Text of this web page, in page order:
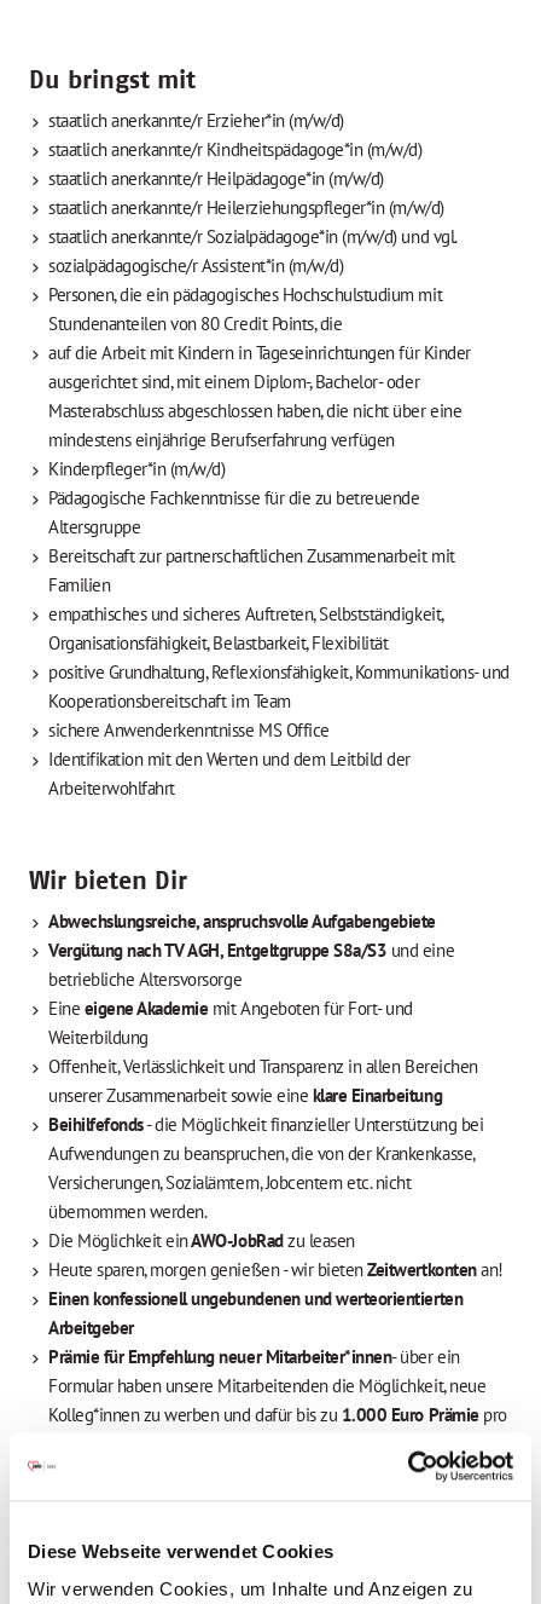
Diese Webseite verwendet Cookies
Wir verwenden Cookies, um Inhalte und Anzeigen zu
Du bringst mit
staatlich anerkannte/r Erzieher*in (m/w/d)
staatlich anerkannte/r Kindheitspädagoge*in (m/w/d)
staatlich anerkannte/r Heilpädagoge*in (m/w/d)
staatlich anerkannte/r Heilerziehungspfleger*in (m/w/d)
staatlich anerkannte/r Sozialpädagoge*in (m/w/d) und vgl.
sozialpädagogische/r Assistent*in (m/w/d)
Personen, die ein pädagogisches Hochschulstudium mit
Stundenanteilen von 80 Credit Points, die
auf die Arbeit mit Kindern in Tageseinrichtungen für Kinder
ausgerichtet sind, mit einem Diplom-, Bachelor- oder
Masterabschluss abgeschlossen haben, die nicht über eine
mindestens einjährige Berufserfahrung verfügen
Kinderpfleger*in (m/w/d)
Pädagogische Fachkenntnisse für die zu betreuende
Altersgruppe
Bereitschaft zur partnerschaftlichen Zusammenarbeit mit
Familien
empathisches und sicheres Auftreten, Selbstständigkeit,
Organisationsfähigkeit, Belastbarkeit, Flexibilität
positive Grundhaltung, Reflexionsfähigkeit, Kommunikations- und
Kooperationsbereitschaft im Team
sichere Anwenderkenntnisse MS Office
Identifikation mit den Werten und dem Leitbild der
Arbeiterwohlfahrt
Wir bieten Dir
Abwechslungsreiche, anspruchsvolle Aufgabengebiete
Vergütung nach TV AGH, Entgeltgruppe S8a/S3 und eine
betriebliche Altersvorsorge
Eine eigene Akademie mit Angeboten für Fort- und
Weiterbildung
Offenheit, Verlässlichkeit und Transparenz in allen Bereichen
unserer Zusammenarbeit sowie eine klare Einarbeitung
Beihilfefonds- die Möglichkeit finanzieller Unterstützung bei
Aufwendungen zu beanspruchen, die von der Krankenkasse,
Versicherungen, Sozialämtern, Jobcentern etc. nicht
übernommen werden.
Die Möglichkeit einAWO-JobRadzu leasen
Heute sparen, morgen genießen - wir bietenZeitwertkontenan!
Einen konfessionell ungebundenen und werteorientierten
Arbeitgeber
Prämie für Empfehlung neuer Mitarbeiter*innen- über ein
Formular haben unsere Mitarbeitenden die Möglichkeit, neue
Kolleg*innen zu werben und dafür bis zu 1.000 Euro Prämie pro
Darüber hinaus kannst Du vom Arbeitnehmer*innenprogramm
Corporate Benefitsprofitieren - Unterstützung bei der Erfüllung
Bereichen Mode, Sport, Unterhaltung, Technik und Reisen)